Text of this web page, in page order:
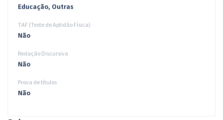
Educação, Outras
TAF (Teste de Aptidão Física)
Não
Redação Discursiva
Não
Prova de títulos
Não